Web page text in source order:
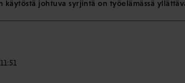
käytöstä johtuva syrjintä on työelämässä